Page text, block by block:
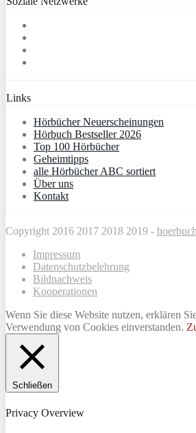
Links
Hörbücher Neuerscheinungen
Hörbuch Bestseller 2026
Top 100 Hörbücher
Geheimtipps
alle Hörbücher ABC sortiert
Über uns
Kontakt
Copyright 2016 2017 2018 2019 -
Impressum
Datenschutzbelehrung
Bildnachweis
Kooperationen
Wenn Sie diese Website nutzen, erklären
Verwendung von Cookies einverstanden.
Schließen
Privacy Overview